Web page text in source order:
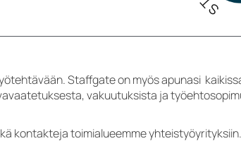
Staffgate on myös apunasi
vakuutuksista ja
kontakteja toimialueemme